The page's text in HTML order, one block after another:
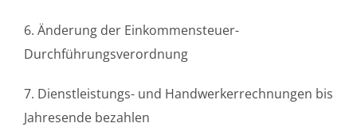
6. Änderung der Einkommensteuer-
Durchführungsverordnung
7. Dienstleistungs- und Handwerkerrechnungen bis
Jahresende bezahlen